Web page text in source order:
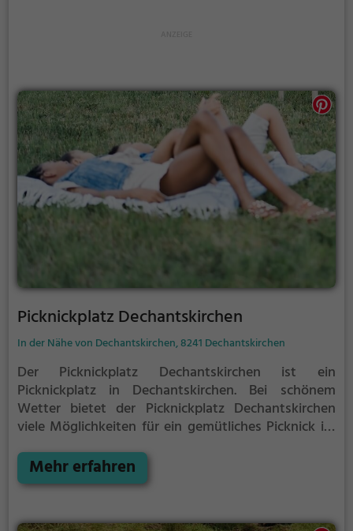
Picknickplatz Dechantskirchen
In der Nähe von Dechantskirchen, 8241 Dechantskirchen
Der Picknickplatz Dechantskirchen ist ein
Picknickplatz in Dechantskirchen. Bei schönem
Wetter bietet der Picknickplatz Dechantskirchen
viele Möglichkeiten für ein gemütliches Picknick im
als kurze Pause zwischendurch, der Picknickplatz
Dechantskirchen ist der perfekte Ort, um die Akkus
freiem Himmel zu genießen.
Mehr erfahren